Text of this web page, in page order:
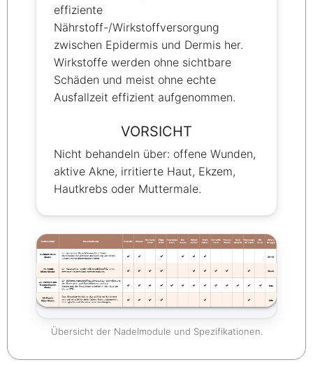
effiziente
Nährstoff-/Wirkstoffversorgung
zwischen Epidermis und Dermis her.
Wirkstoffe werden ohne sichtbare
Schäden und meist ohne echte
Ausfallzeit effizient aufgenommen.
VORSICHT
Nicht behandeln über: offene Wunden,
aktive Akne, irritierte Haut, Ekzem,
Hautkrebs oder Muttermale.
Übersicht der Nadelmodule und Spezifikationen.